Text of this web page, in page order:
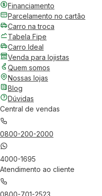
Financiamento
Parcelamento no cartão
Carro na troca
Tabela Fipe
Carro Ideal
Venda para lojistas
Quem somos
Nossas lojas
Blog
Dúvidas
Central de vendas
0800-200-2000
4000-1695
Atendimento ao cliente
0800-701-2523